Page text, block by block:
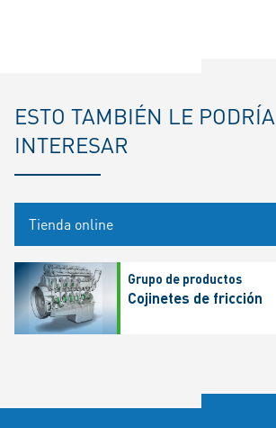
ESTO TAMBIÉN LE PODRÍA
INTERESAR
Tienda online
Grupo de productos
Cojinetes de fricción